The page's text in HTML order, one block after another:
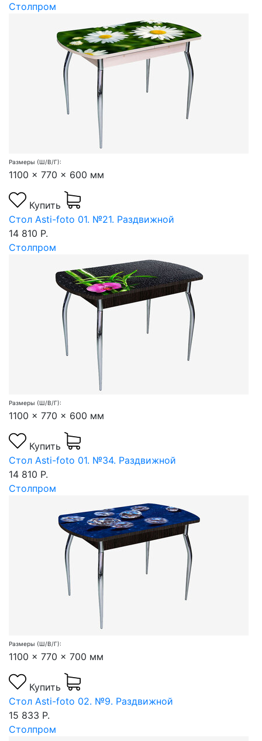
Столпром
Размеры (Ш/В/Г):
1100 x 770 x 600 мм
Купить
Стол Asti-foto 01. №21. Раздвижной
14 810 Р.
Столпром
Размеры (Ш/В/Г):
1100 x 770 x 600 мм
Купить
Стол Asti-foto 01. №34. Раздвижной
14 810 Р.
Столпром
Размеры (Ш/В/Г):
1100 x 770 x 700 мм
Купить
Стол Asti-foto 02. №9. Раздвижной
15 833 Р.
Столпром